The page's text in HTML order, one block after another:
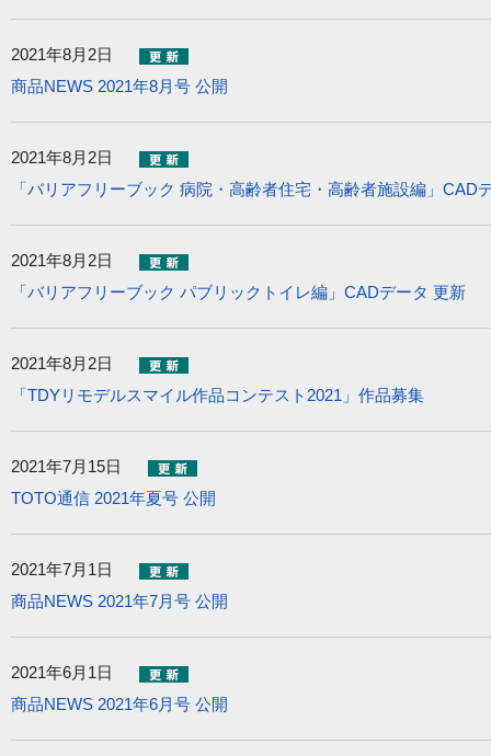
2021年8月2日
商品NEWS 2021年8月号 公開
2021年8月2日
「バリアフリーブック 病院・高齢者住宅・高齢者施設編」CAD
2021年8月2日
「バリアフリーブック パブリックトイレ編」CADデータ 更新
2021年8月2日
「TDYリモデルスマイル作品コンテスト2021」作品募集
2021年7月15日
TOTO通信 2021年夏号 公開
2021年7月1日
商品NEWS 2021年7月号 公開
2021年6月1日
商品NEWS 2021年6月号 公開